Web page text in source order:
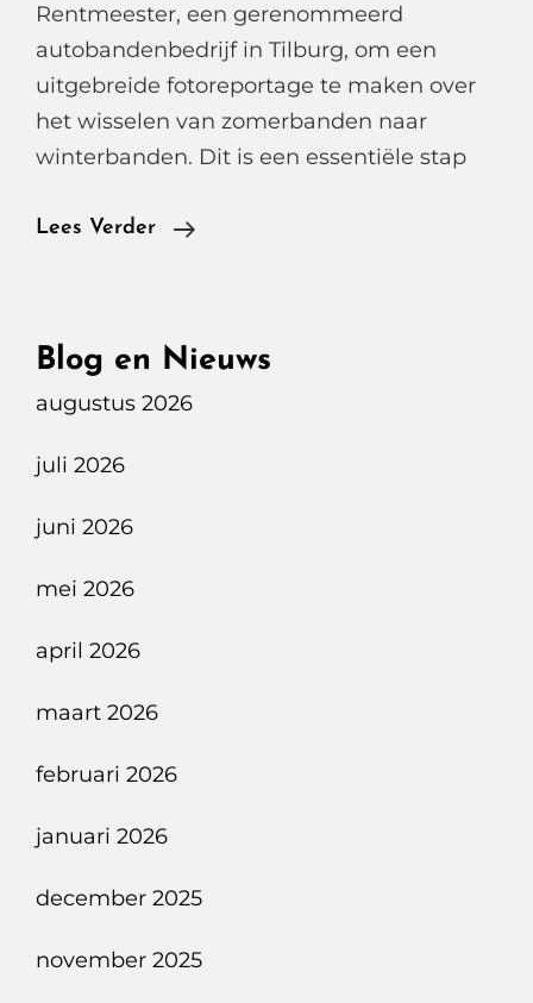
Rentmeester, een gerenommeerd
autobandenbedrijf in Tilburg, om een
uitgebreide fotoreportage te maken over
het wisselen van zomerbanden naar
winterbanden. Dit is een essentiële stap
Lees Verder
Vredestein
De
Blog en Nieuws
augustus 2026
juli 2026
juni 2026
mei 2026
april 2026
maart 2026
februari 2026
januari 2026
december 2025
november 2025